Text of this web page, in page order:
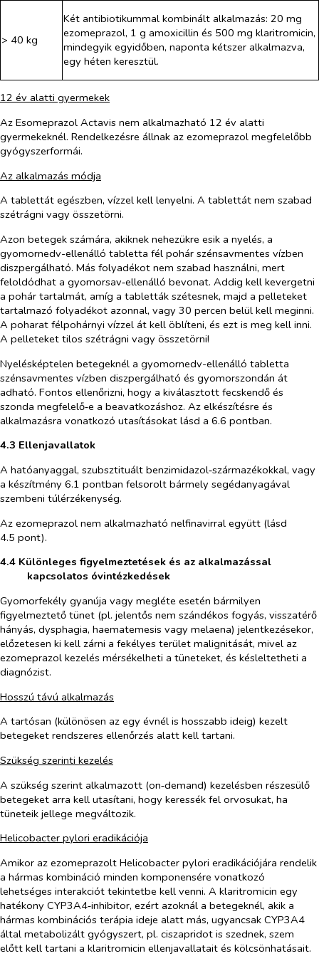
> 40 kg
Két antibiotikummal kombinált alkalmazás: 20 mg
ezomeprazol, 1 g amoxicillin és 500 mg klaritromicin,
mindegyik egyidőben, naponta kétszer alkalmazva,
egy héten keresztül.
12 év alatti gyermekek
Az Esomeprazol Actavis nem alkalmazható 12 év alatti
gyermekeknél. Rendelkezésre állnak az ezomeprazol megfelelőbb
gyógyszerformái.
Az alkalmazás módja
A tablettát egészben, vízzel kell lenyelni. A tablettát nem szabad
szétrágni vagy összetörni.
Azon betegek számára, akiknek nehezükre esik a nyelés, a
gyomornedv-ellenálló tabletta fél pohár szénsavmentes vízben
diszpergálható. Más folyadékot nem szabad használni, mert
feloldódhat a gyomorsav‑ellenálló bevonat. Addig kell kevergetni
a pohár tartalmát, amíg a tabletták szétesnek, majd a pelleteket
tartalmazó folyadékot azonnal, vagy 30 percen belül kell meginni.
A poharat félpohárnyi vízzel át kell öblíteni, és ezt is meg kell inni.
A pelleteket tilos szétrágni vagy összetörni!
Nyelésképtelen betegeknél a gyomornedv-ellenálló tabletta
szénsavmentes vízben diszpergálható és gyomorszondán át
adható. Fontos ellenőrizni, hogy a kiválasztott fecskendő és
szonda megfelelő‑e a beavatkozáshoz. Az elkészítésre és
alkalmazásra vonatkozó utasításokat lásd a 6.6 pontban.
4.3 Ellenjavallatok
A hatóanyaggal, szubsztituált benzimidazol‑származékokkal, vagy
a készítmény 6.1 pontban felsorolt bármely segédanyagával
szembeni túlérzékenység.
Az ezomeprazol nem alkalmazható nelfinavirral együtt (lásd
4.5 pont).
4.4 Különleges figyelmeztetések és az alkalmazással
kapcsolatos óvintézkedések
Gyomorfekély gyanúja vagy megléte esetén bármilyen
figyelmeztető tünet (pl. jelentős nem szándékos fogyás, visszatérő
hányás, dysphagia, haematemesis vagy melaena) jelentkezésekor,
előzetesen ki kell zárni a fekélyes terület malignitását, mivel az
ezomeprazol kezelés mérsékelheti a tüneteket, és késleltetheti a
diagnózist.
Hosszú távú alkalmazás
A tartósan (különösen az egy évnél is hosszabb ideig) kezelt
betegeket rendszeres ellenőrzés alatt kell tartani.
Szükség szerinti kezelés
A szükség szerint alkalmazott (on‑demand) kezelésben részesülő
betegeket arra kell utasítani, hogy keressék fel orvosukat, ha
tüneteik jellege megváltozik.
Helicobacter pylori eradikációja
Amikor az ezomeprazolt Helicobacter pylori eradikációjára rendelik
a hármas kombináció minden komponensére vonatkozó
lehetséges interakciót tekintetbe kell venni. A klaritromicin egy
hatékony CYP3A4‑inhibitor, ezért azoknál a betegeknél, akik a
hármas kombinációs terápia ideje alatt más, ugyancsak CYP3A4
által metabolizált gyógyszert, pl. ciszapridot is szednek, szem
előtt kell tartani a klaritromicin ellenjavallatait és kölcsönhatásait.